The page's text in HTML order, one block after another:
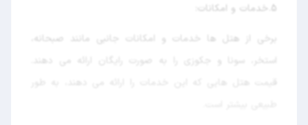
5. خدمات و امکانات:
برخی از هتل ها خدمات و امکانات جانبی مانند صبحانه،
استخر، سونا و جکوزی را به صورت رایگان ارائه می دهند.
قیمت هتل هایی که این خدمات را ارائه می دهند، به طور